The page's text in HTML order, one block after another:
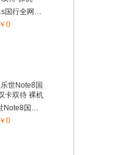
OPPO R11s国行全网通/双卡双待 裸机
￥0
三星 盖乐世Note8国行全网通/双卡双待 裸机
￥0